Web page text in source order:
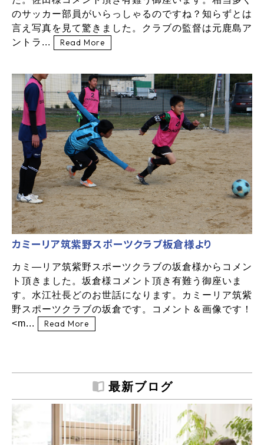
のサッカー部員がいらっしゃるのですね？知らずとは
言え写真を見て驚きました。クラブの監督は元鹿島ア
ントラ...
Read More
カミーリア筑紫野スポーツクラブ板倉様より
カミ―リア筑紫野スポーツクラブの坂倉様からコメン
ト頂きました。坂倉様コメント頂き有難う御座いま
す。水江社長どのお世話になります。カミーリア筑紫
野スポーツクラブの坂倉です。コメント＆画像です！
<m...
Read More
最新ブログ